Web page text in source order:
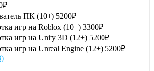
ПК (10+) 5200₽
игр на Roblox (10+) 3300₽
игр на Unity 3D (12+) 5200₽
игр на Unreal Engine (12+) 5200₽